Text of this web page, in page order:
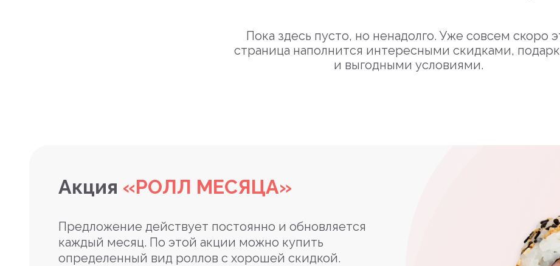
Пока здесь пусто, но ненадолго. Уже совсем скоро
страница наполнится интересными скидками,
и выгодными условиями.
Акция «РОЛЛ МЕСЯЦА»
Предложение действует постоянно и обновляется
каждый месяц. По этой акции можно купить
определенный вид роллов с хорошей скидкой.